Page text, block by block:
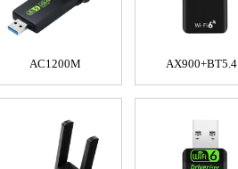
AC1200M AX900+BT5.4